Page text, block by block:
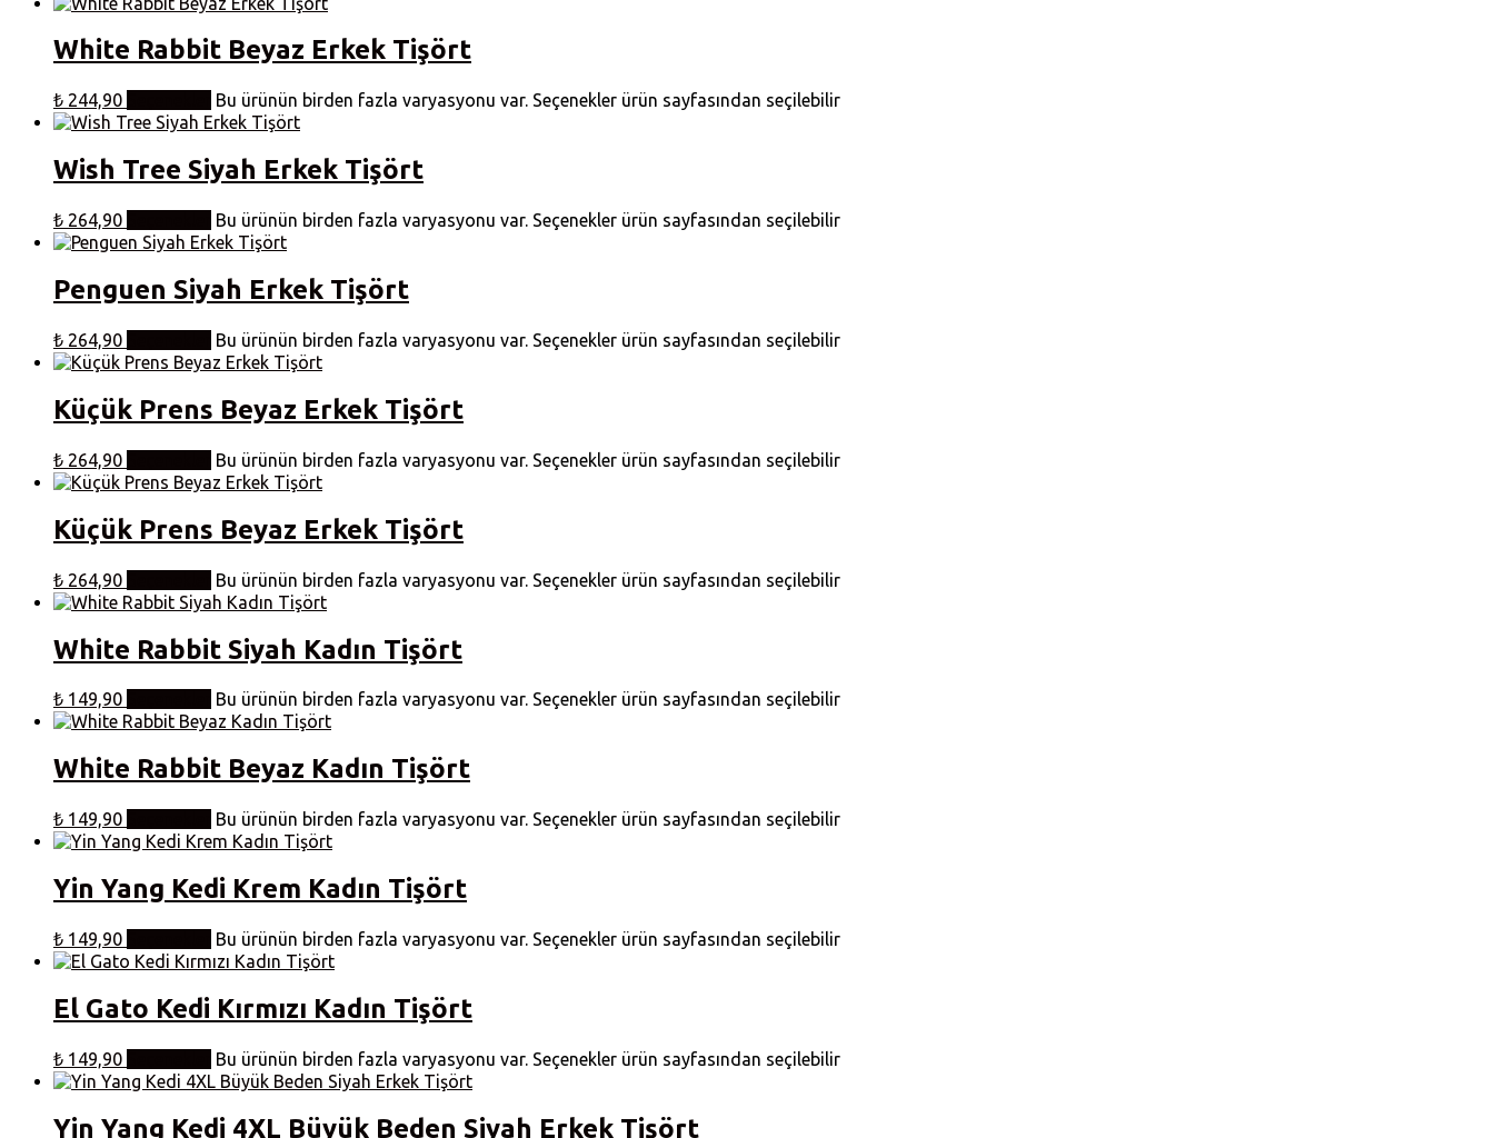
White Rabbit Beyaz Erkek Tişört
₺ 244,90 Bu ürünün birden fazla varyasyonu var. Seçenekler ürün sayfasından seçilebilir
Wish Tree Siyah Erkek Tişört
₺ 264,90 Bu ürünün birden fazla varyasyonu var. Seçenekler ürün sayfasından seçilebilir
Penguen Siyah Erkek Tişört
₺ 264,90 Bu ürünün birden fazla varyasyonu var. Seçenekler ürün sayfasından seçilebilir
Küçük Prens Beyaz Erkek Tişört
₺ 264,90 Bu ürünün birden fazla varyasyonu var. Seçenekler ürün sayfasından seçilebilir
Küçük Prens Beyaz Erkek Tişört
₺ 264,90 Bu ürünün birden fazla varyasyonu var. Seçenekler ürün sayfasından seçilebilir
White Rabbit Siyah Kadın Tişört
₺ 149,90 Bu ürünün birden fazla varyasyonu var. Seçenekler ürün sayfasından seçilebilir
White Rabbit Beyaz Kadın Tişört
₺ 149,90 Bu ürünün birden fazla varyasyonu var. Seçenekler ürün sayfasından seçilebilir
Yin Yang Kedi Krem Kadın Tişört
₺ 149,90 Bu ürünün birden fazla varyasyonu var. Seçenekler ürün sayfasından seçilebilir
El Gato Kedi Kırmızı Kadın Tişört
₺ 149,90 Bu ürünün birden fazla varyasyonu var. Seçenekler ürün sayfasından seçilebilir
Yin Yang Kedi 4XL Büyük Beden Siyah Erkek Tişört